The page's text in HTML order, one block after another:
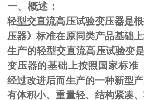
一、概述：
轻型交直流高压试验变压器是
压器》标准在原同类产品基础
生产的轻型交直流高压试验变
变压器的基础上按照国家标准
经过改进后而生产的一种新型
有体积小、重量轻、结构紧凑